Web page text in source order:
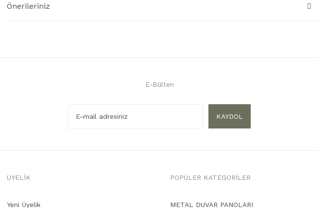
Önerileriniz
E-Bülten
KAYDOL
ÜYELİK
Yeni Üyelik
POPÜLER KATEGORİLER
METAL DUVAR PANOLARI